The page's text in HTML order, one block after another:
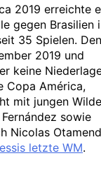
2019 erreichte
gegen Brasilien
35 Spielen. Den
2019 und
keine
Copa América,
mit jungen
sowie
Nicolas
letzte WM.